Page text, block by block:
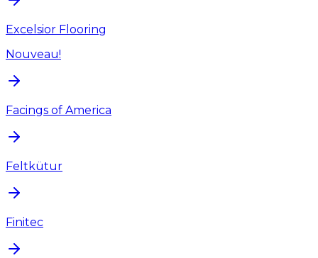
Excelsior Flooring
Nouveau!
Facings of America
Feltkütur
Finitec